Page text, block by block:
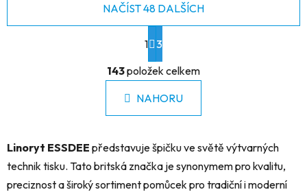
O
v
á
d
c
í
p
NAČÍST 48 DALŠÍCH
S
t
r
á
n
k
n
í
1 3
143položek celkem
NAHORU
Linoryt ESSDEE představuje špičku ve světě výtvarných
technik tisku. Tato britská značka je synonymem pro kvalitu,
preciznost a široký sortiment pomůcek pro tradiční i moderní